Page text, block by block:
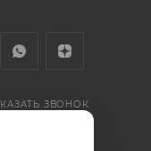
ЗВОНОК